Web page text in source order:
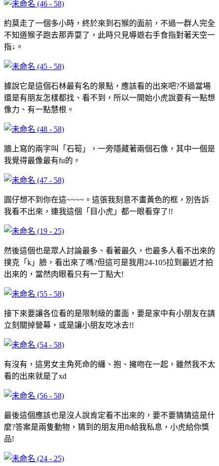
約莫走了一個多小時，終於來到石猴的面前，不過一群人完全
不知道猴子跑去那弄耍了，此時只見導遊右手食指對著天空一
指↓。
據說它是這個石林最有名的景點，應該看的出來吧?不過當場
還是有朋友怎樣都找、看不到，所以一開始小虎說要有一點想
像力、有一點慧根。
牆上寫的兩字叫「石筍」，一旁隱藏著兩個石像，其中一個是
我覺得最像最有fu的。
圓仔想不到你在這~~~~。這張我刻意不畫黃色的框，別告訴
我看不出來，連我這個「目小虎」都一眼看穿了!!
然後這個也是眾人討論最多、看著最久，也最多人看不出來的
撲克「k」臉，看出來了嗎?但這可是我用24-105拉到最近才拍
出來的，當然肉眼看只有一丁點大!
接下來要讓各位看的是限制級的畫面，要是家中有小朋友在請
立刻關掉營幕，或是讓小朋友吃冰去!!
有沒有，這男女主角死命的纏、抱、擁吻在一起，雖然我不太
看的出來就是了xd
最後這個應該也是沒人說肯定看不出來的，要不要猜猜這是什
麼?答案是兩隻動物，猜到的朋友用fb給我私息，小虎給你獎
品!